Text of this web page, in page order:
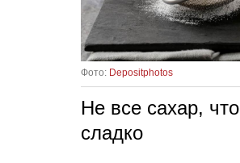
Фото: Depositphotos
Не все сахар, что
сладко